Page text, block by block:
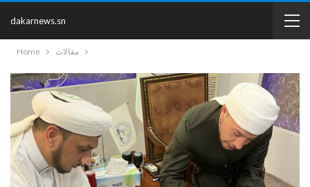
dakarnews.sn
Home مقالات